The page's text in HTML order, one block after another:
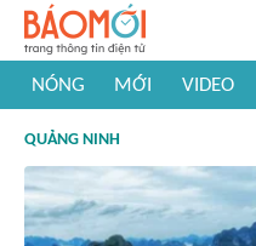
NÓNG MỚI VIDEO
#Khám phá thế giới
QUẢNG NINH